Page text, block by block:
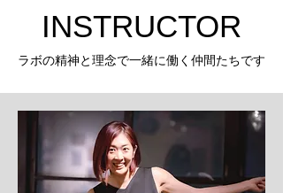
INSTRUCTOR
ラボの精神と理念で一緒に働く仲間たちです